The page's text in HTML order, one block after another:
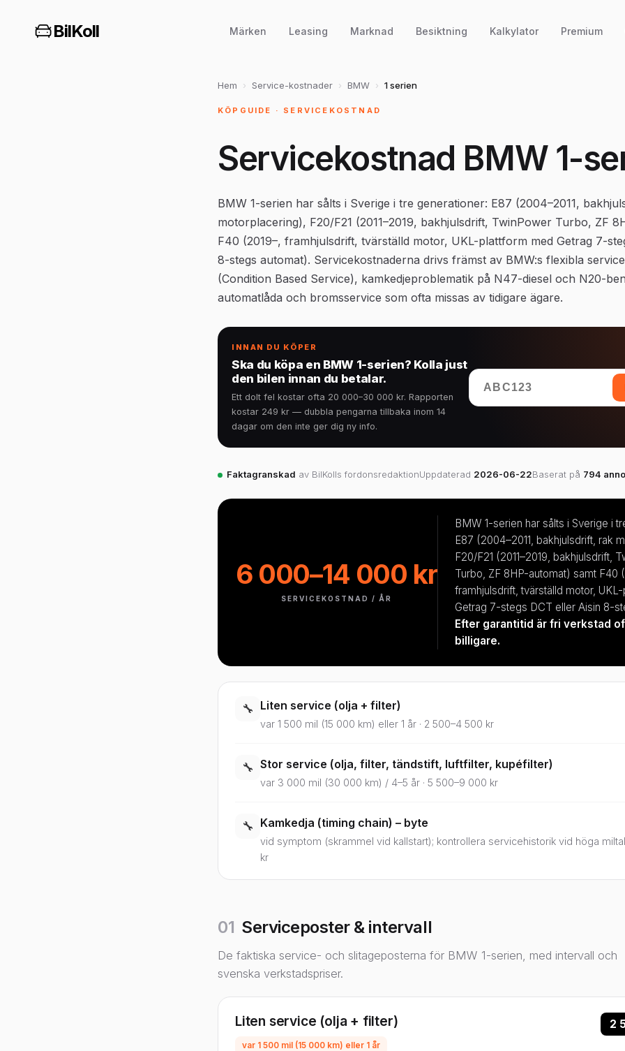
BilKoll Märken Leasing Marknad Besiktning Kalkylator Premium
Hem › Service-kostnader › BMW › 1 serien
KÖPGUIDE · SERVICEKOSTNAD
Servicekostnad BMW 1-
BMW 1-serien har sålts i Sverige i tre generationer: E87 (2004–2011,
motorplacering), F20/F21 (2011–2019, bakhjulsdrift, TwinPower Turbo, ZF
F40 (2019–, framhjulsdrift, tvärställd motor, UKL-plattform med Getrag 7-
8-stegs automat). Servicekostnaderna drivs främst av BMW:s flexibla
(Condition Based Service), kamkedjeproblematik på N47-diesel och N20-
automatlåda och bromsservice som ofta missas av tidigare ägare.
INNAN DU KÖPER
Ska du köpa en BMW 1-serien? Kolla just
den bilen innan du betalar.
Ett dolt fel kostar ofta 20 000–30 000 kr. Rapporten
kostar 249 kr — dubbla pengarna tillbaka inom 14
dagar om den inte ger dig ny info.
Faktagranskad av BilKolls fordonsredaktionUppdaterad 2026-06-22Baserat på 794
6 000–14 000 kr
SERVICEKOSTNAD / ÅR
BMW 1-serien har sålts i Sverige i
E87 (2004–2011, bakhjulsdrift, rak
F20/F21 (2011–2019, bakhjulsdrift,
Turbo, ZF 8HP-automat) samt F40
framhjulsdrift, tvärställd motor,
Getrag 7-stegs DCT eller Aisin 8-
Efter garantitid är fri verkstad
billigare.
🔧 Liten service (olja + filter)
var 1 500 mil (15 000 km) eller 1 år · 2 500–4 500 kr
🔧 Stor service (olja, filter, tändstift, luftfilter, kupéfilter)
var 3 000 mil (30 000 km) / 4–5 år · 5 500–9 000 kr
🔧 Kamkedja (timing chain) – byte
vid symptom (skrammel vid kallstart); kontrollera servicehistorik vid höga miltal
kr
01 Serviceposter & intervall
De faktiska service- och slitageposterna för BMW 1-serien, med intervall och
svenska verkstadspriser.
Liten service (olja + filter)
var 1 500 mil (15 000 km) eller 1 år
2